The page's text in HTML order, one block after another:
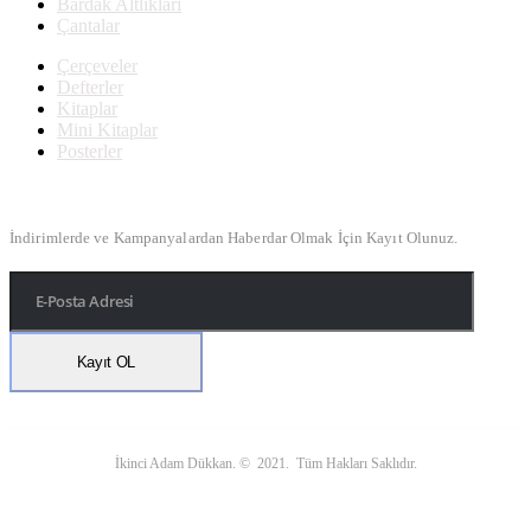
Bardak Altlıkları
Çantalar
Çerçeveler
Defterler
Kitaplar
Mini Kitaplar
Posterler
İndirimlerde ve Kampanyalardan Haberdar Olmak İçin Kayıt Olunuz.
İkinci Adam Dükkan. © 2021. Tüm Hakları Saklıdır.